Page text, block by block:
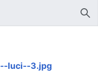
luci--3.jpg